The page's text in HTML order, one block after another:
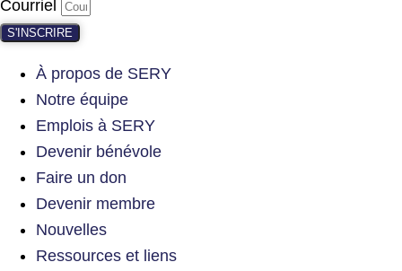
Courriel
S'INSCRIRE
À propos de SERY
Notre équipe
Emplois à SERY
Devenir bénévole
Faire un don
Devenir membre
Nouvelles
Ressources et liens